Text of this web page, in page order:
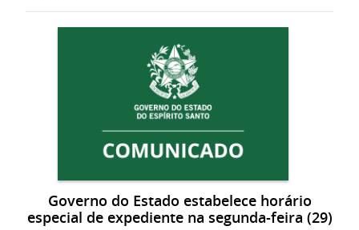
Governo do Estado estabelece horário
especial de expediente na segunda-feira (29)